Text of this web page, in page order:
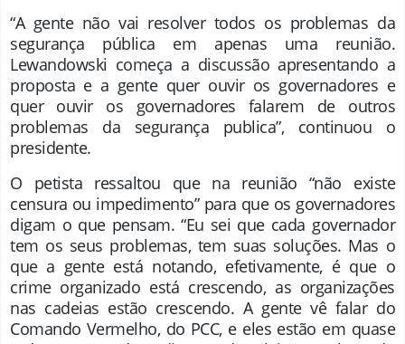
“A gente não vai resolver todos os problemas da
segurança pública em apenas uma reunião.
Lewandowski começa a discussão apresentando a
proposta e a gente quer ouvir os governadores e
quer ouvir os governadores falarem de outros
problemas da segurança publica”, continuou o
presidente.
O petista ressaltou que na reunião “não existe
censura ou impedimento” para que os governadores
digam o que pensam. “Eu sei que cada governador
tem os seus problemas, tem suas soluções. Mas o
que a gente está notando, efetivamente, é que o
crime organizado está crescendo, as organizações
nas cadeias estão crescendo. A gente vê falar do
Comando Vermelho, do PCC, e eles estão em quase